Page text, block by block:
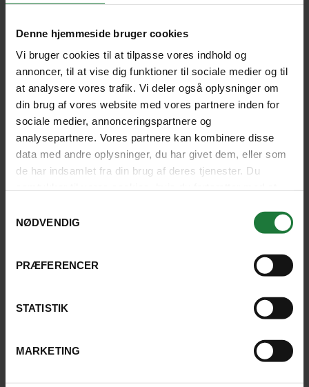
Denne hjemmeside bruger cookies
Vi bruger cookies til at tilpasse vores indhold og
annoncer, til at vise dig funktioner til sociale medier og til
at analysere vores trafik. Vi deler også oplysninger om
din brug af vores website med vores partnere inden for
sociale medier, annonceringspartnere og
analysepartnere. Vores partnere kan kombinere disse
data med andre oplysninger, du har givet dem, eller som
de har indsamlet fra din brug af deres tjenester. Du
NØDVENDIG
PRÆFERENCER
STATISTIK
MARKETING
tuschtegninger, og er endnu en af rejsens smukke
vandrer til ikoniske udsigter samt nyder den landlige
stemning.
1 Nætter: Tongli kanalby
I den historiske kanalby Tongli går vi ture gennem de
smalle stræder langs vandvejene forbi de hvide huse og
henover gamle stenbroer. Stemningen er rolig og tidløs
og giver et godt indblik i livet i den historiske kanalby.
Rejsen slutter i Shanghai, Kinas mest kosmopolitiske
storby. Vi oplever det ikoniske kvarter The Bund med
skyline samt de historiske bydele, som tilsammen viser
os de stærke kontraster mellem tradition og moderne